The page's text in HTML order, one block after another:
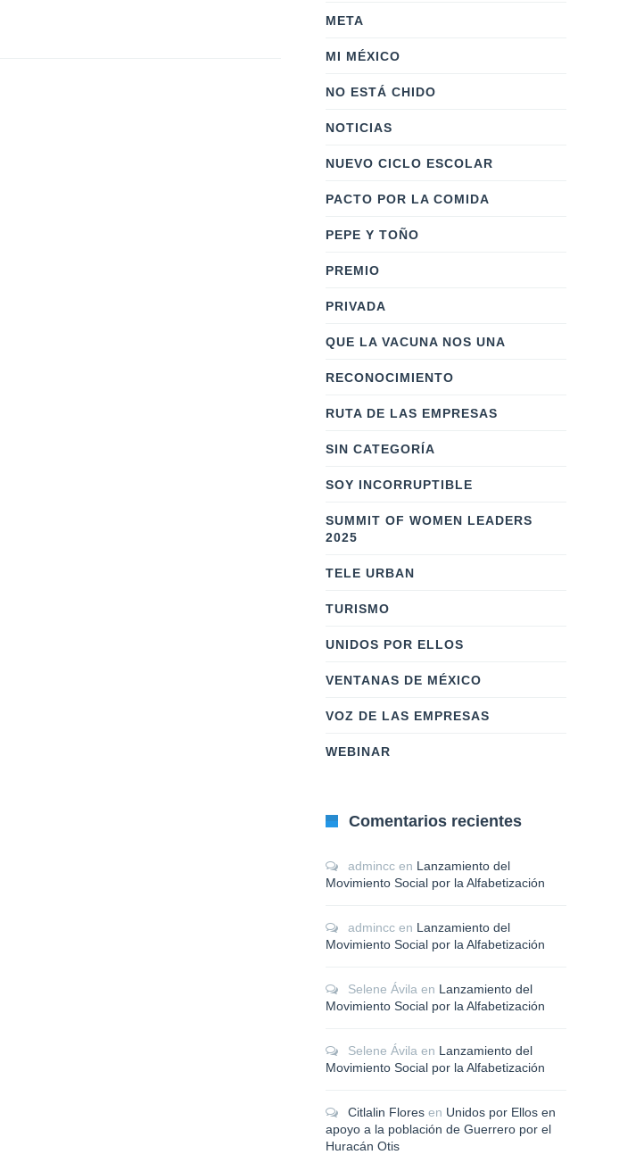
META
MI MÉXICO
NO ESTÁ CHIDO
NOTICIAS
NUEVO CICLO ESCOLAR
PACTO POR LA COMIDA
PEPE Y TOÑO
PREMIO
PRIVADA
QUE LA VACUNA NOS UNA
RECONOCIMIENTO
RUTA DE LAS EMPRESAS
SIN CATEGORÍA
SOY INCORRUPTIBLE
SUMMIT OF WOMEN LEADERS
2025
TELE URBAN
TURISMO
UNIDOS POR ELLOS
VENTANAS DE MÉXICO
VOZ DE LAS EMPRESAS
WEBINAR
Comentarios recientes
admincc en Lanzamiento del
Movimiento Social por la Alfabetización
admincc en Lanzamiento del
Movimiento Social por la Alfabetización
Selene Ávila en Lanzamiento del
Movimiento Social por la Alfabetización
Selene Ávila en Lanzamiento del
Movimiento Social por la Alfabetización
Citlalin Flores en Unidos por Ellos en
apoyo a la población de Guerrero por el
Huracán Otis